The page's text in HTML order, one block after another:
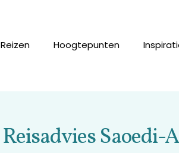
Reizen Hoogtepunten
Reisadvies Saoedi-